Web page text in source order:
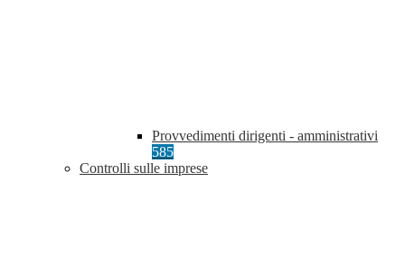
Provvedimenti dirigenti - amministrativi
585
Controlli sulle imprese